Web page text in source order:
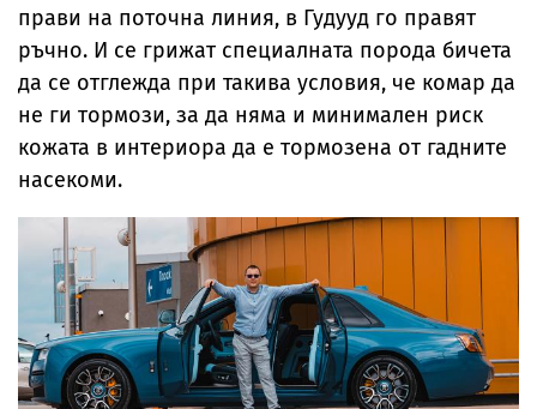
прави на поточна линия, в Гудууд го правят
ръчно. И се грижат специалната порода бичета
да се отглежда при такива условия, че комар да
не ги тормози, за да няма и минимален риск
кожата в интериора да е тормозена от гадните
насекоми.